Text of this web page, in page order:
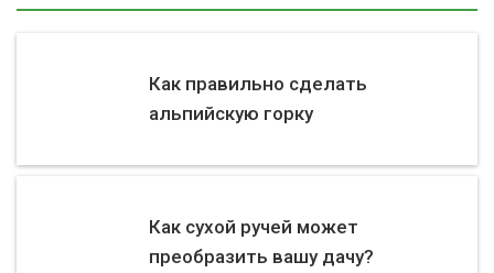
Как правильно сделать
альпийскую горку
Как сухой ручей может
преобразить вашу дачу?